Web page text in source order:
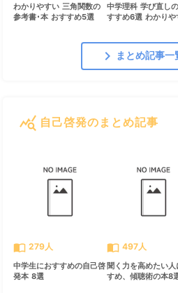
わかりやすい 三角関数の
参考書･本 おすすめ5選
中学理科 学び直し
すすめ6選 わかりや
chevron_right まとめ記事一
query_stats 自己啓発のまとめ記事
import_contacts 279人
中学生におすすめの自己啓
発本 8選
import_contacts 497人
聞く力を高めたい人
すめ、傾聴術の本8